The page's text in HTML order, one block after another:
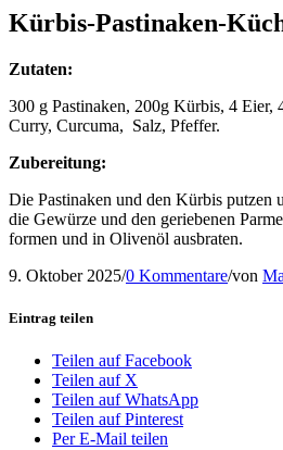
Kürbis-Pastinaken-
Zutaten:
300 g Pastinaken, 200g Kürbis, 4 Eier,
Curry, Curcuma, Salz, Pfeffer.
Zubereitung:
Die Pastinaken und den Kürbis putzen
die Gewürze und den geriebenen
formen und in Olivenöl ausbraten.
9. Oktober 2025/0 Kommentare/von
Eintrag teilen
Teilen auf Facebook
Teilen auf X
Teilen auf WhatsApp
Teilen auf Pinterest
Per E-Mail teilen